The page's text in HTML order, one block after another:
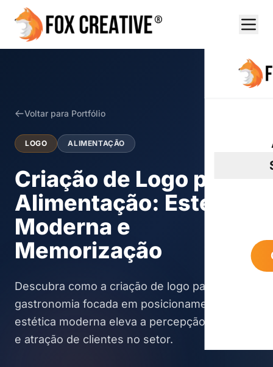
Voltar para Portfólio
LOGO ALIMENTAÇÃO
Criação de Logo para
Alimentação: Estética
Moderna e
Memorização
Descubra como a criação de logo para
gastronomia focada em posicionamento e
estética moderna eleva a percepção de valor
e atração de clientes no setor.